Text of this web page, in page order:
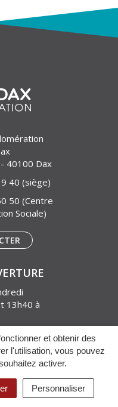
et obtenir des
l'utilisation, vous pouvez
activer.
Personnaliser
40100 Dax
40 (siège)
50 (Centre
Sociale)
13h40 à
DES